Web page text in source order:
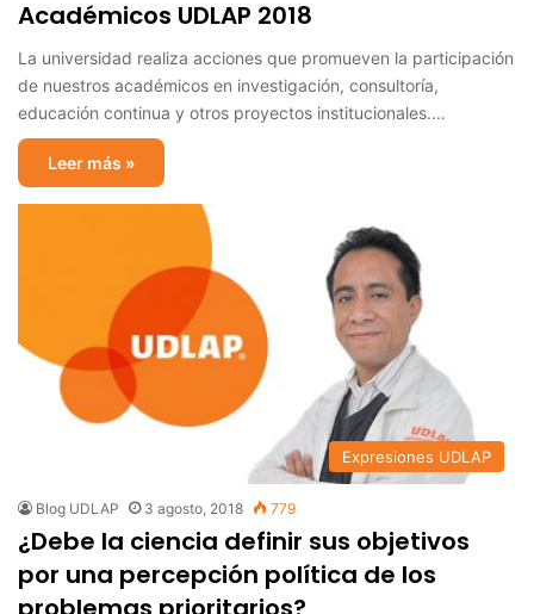
Académicos UDLAP 2018
La universidad realiza acciones que promueven la participación
de nuestros académicos en investigación, consultoría,
educación continua y otros proyectos institucionales.…
Leer más »
Expresiones UDLAP
Blog UDLAP 3 agosto, 2018 779
¿Debe la ciencia definir sus objetivos
por una percepción política de los